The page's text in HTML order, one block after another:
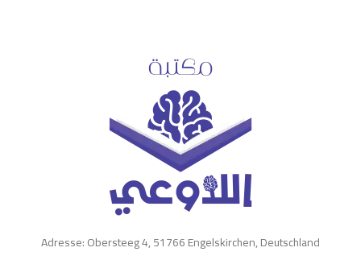
Adresse: Obersteeg 4, 51766 Engelskirchen, Deutschland